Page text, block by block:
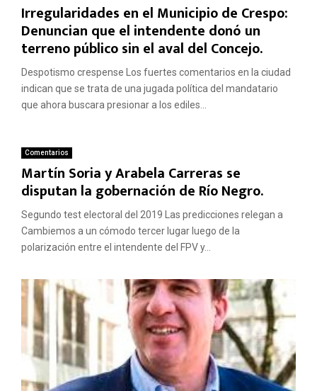
Irregularidades en el Municipio de Crespo:
Denuncian que el intendente donó un
terreno público sin el aval del Concejo.
Despotismo crespense Los fuertes comentarios en la ciudad
indican que se trata de una jugada política del mandatario
que ahora buscara presionar a los ediles...
Comentarios
Martín Soria y Arabela Carreras se
disputan la gobernación de Río Negro.
Segundo test electoral del 2019 Las predicciones relegan a
Cambiemos a un cómodo tercer lugar luego de la
polarización entre el intendente del FPV y...